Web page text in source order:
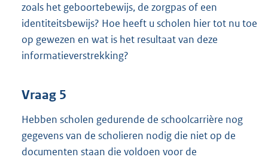
zoals het geboortebewijs, de zorgpas of een
identiteitsbewijs? Hoe heeft u scholen hier tot nu toe
op gewezen en wat is het resultaat van deze
informatieverstrekking?
Vraag 5
Hebben scholen gedurende de schoolcarrière nog
gegevens van de scholieren nodig die niet op de
documenten staan die voldoen voor de